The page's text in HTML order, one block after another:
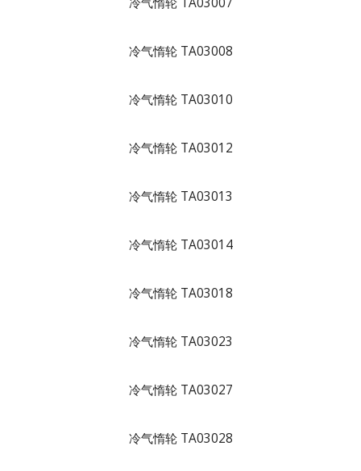
冷气惰轮 TA03008
冷气惰轮 TA03010
冷气惰轮 TA03012
冷气惰轮 TA03013
冷气惰轮 TA03014
冷气惰轮 TA03018
冷气惰轮 TA03023
冷气惰轮 TA03027
冷气惰轮 TA03028